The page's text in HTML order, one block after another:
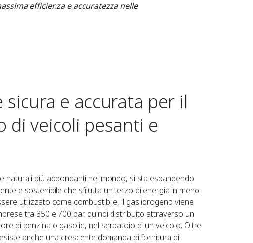
efficienza e accuratezza nelle
sicura e accurata per il
di veicoli pesanti e
naturali più abbondanti nel mondo, si sta espandendo
e sostenibile che sfrutta un terzo di energia in meno
utilizzato come combustibile, il gas idrogeno viene
tra 350 e 700 bar, quindi distribuito attraverso un
di benzina o gasolio, nel serbatoio di un veicolo. Oltre
anche una crescente domanda di fornitura di